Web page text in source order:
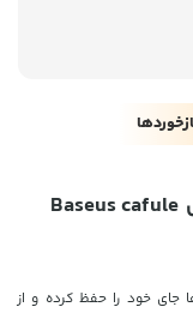
Baseus cafule
جای خود را حفظ کرده و از